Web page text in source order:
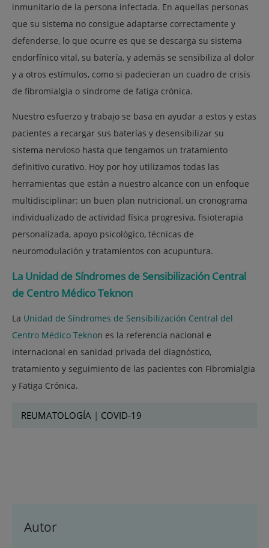
inmunitario de la persona infectada. En aquellas personas
que su sistema no consigue adaptarse correctamente y
defenderse, lo que ocurre es que se descarga su sistema
endorfínico vital, su batería, y además se sensibiliza al dolor
y a otros estímulos, como si padecieran un cuadro de crisis
de fibromialgia o síndrome de fatiga crónica.
Nuestro esfuerzo y trabajo se basa en ayudar a estos y estas
pacientes a recargar sus baterías y desensibilizar su
sistema nervioso hasta que tengamos un tratamiento
definitivo curativo. Hoy por hoy utilizamos todas las
herramientas que están a nuestro alcance con un enfoque
multidisciplinar: un buen plan nutricional, un cronograma
individualizado de actividad física progresiva, fisioterapia
personalizada, apoyo psicológico, técnicas de
neuromodulación y tratamientos con acupuntura.
La Unidad de Síndromes de Sensibilización Central
de Centro Médico Teknon
La Unidad de Síndromes de Sensibilización Central del
Centro Médico Teknon es la referencia nacional e
internacional en sanidad privada del diagnóstico,
tratamiento y seguimiento de las pacientes con Fibromialgia
y Fatiga Crónica.
REUMATOLOGÍA | COVID-19
Autor